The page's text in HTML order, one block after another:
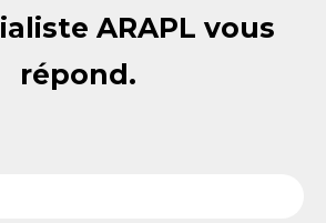
ARAPL vous
répond.